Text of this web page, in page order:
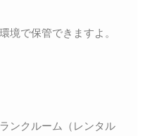
境で保管できますよ。
ンクルーム（レンタル